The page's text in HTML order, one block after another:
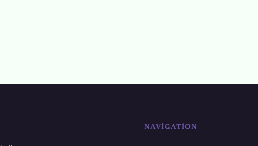
NAVIGATION